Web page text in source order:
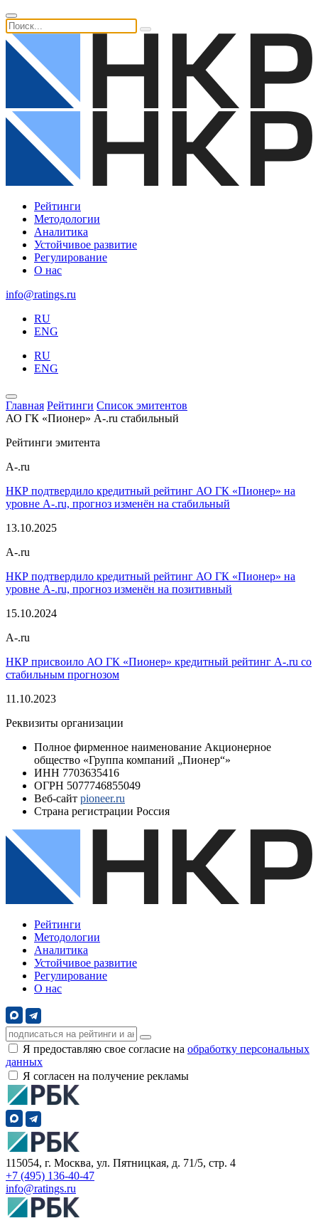
Рейтинги
Методологии
Аналитика
Устойчивое развитие
Регулирование
О нас
info@ratings.ru
RU
ENG
RU
ENG
Главная Рейтинги Список эмитентов
АО ГК «Пионер» A-.ru стабильный
Рейтинги эмитента
A-.ru
НКР подтвердило кредитный рейтинг АО ГК «Пионер» на
уровне A-.ru, прогноз изменён на стабильный
13.10.2025
A-.ru
НКР подтвердило кредитный рейтинг АО ГК «Пионер» на
уровне A-.ru, прогноз изменён на позитивный
15.10.2024
A-.ru
НКР присвоило АО ГК «Пионер» кредитный рейтинг A-.ru со
стабильным прогнозом
11.10.2023
Реквизиты организации
Полное фирменное наименование Акционерное
общество «Группа компаний „Пионер“»
ИНН 7703635416
ОГРН 5077746855049
Веб-сайт pioneer.ru
Страна регистрации Россия
Рейтинги
Методологии
Аналитика
Устойчивое развитие
Регулирование
О нас
Я предоставляю свое согласие на обработку персональных
данных
Я согласен на получение рекламы
115054, г. Москва, ул. Пятницкая, д. 71/5, стр. 4
+7 (495) 136-40-47
info@ratings.ru